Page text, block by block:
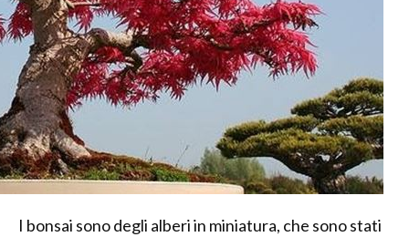
I bonsai sono degli alberi in miniatura, che sono stati